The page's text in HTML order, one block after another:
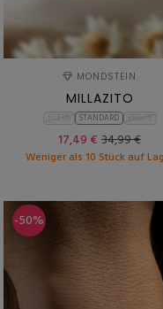
MONDSTEIN
MILLAZITO
STANDARD
17,49 € 34,99 €
Weniger als 10 Stück auf
-50%